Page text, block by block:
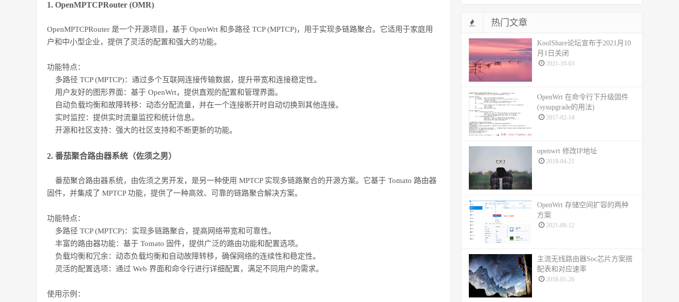
1. OpenMPTCPRouter (OMR)
OpenMPTCPRouter 是一个开源项目，基于 OpenWrt 和多路径 TCP (MPTCP)，用于实现多链路聚合。它适用于家庭用
户和中小型企业，提供了灵活的配置和强大的功能。
功能特点：
多路径 TCP (MPTCP)：通过多个互联网连接传输数据，提升带宽和连接稳定性。
用户友好的图形界面：基于 OpenWrt，提供直观的配置和管理界面。
自动负载均衡和故障转移：动态分配流量，并在一个连接断开时自动切换到其他连接。
实时监控：提供实时流量监控和统计信息。
开源和社区支持：强大的社区支持和不断更新的功能。
2. 番茄聚合路由器系统（佐须之男）
番茄聚合路由器系统，由佐须之男开发，是另一种使用 MPTCP 实现多链路聚合的开源方案。它基于 Tomato 路由器
固件，并集成了 MPTCP 功能，提供了一种高效、可靠的链路聚合解决方案。
功能特点：
多路径 TCP (MPTCP)：实现多链路聚合，提高网络带宽和可靠性。
丰富的路由器功能：基于 Tomato 固件，提供广泛的路由功能和配置选项。
负载均衡和冗余：动态负载均衡和自动故障转移，确保网络的连续性和稳定性。
灵活的配置选项：通过 Web 界面和命令行进行详细配置，满足不同用户的需求。
使用示例：
热门文章
KoolShare论坛宣布于2021月10
月1日关闭
2021-10-03
OpenWrt 在命令行下升级固件
(sysupgrade的用法)
2017-02-14
openwrt 修改IP地址
2018-04-21
OpenWrt 存储空间扩容的两种
方案
2021-09-12
主流无线路由器Soc芯片方案搭
配表和对应速率
2018-01-26